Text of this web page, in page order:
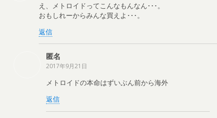
え、メトロイドってこんなもんなん･･･。
おもしれーからみんな買えよ･･･。
返信
匿名
2017年9月21日
メトロイドの本命はずいぶん前から海外
返信